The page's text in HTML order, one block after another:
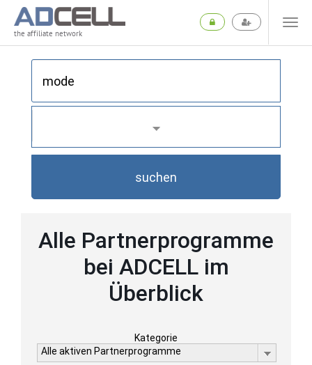
the affiliate network
suchen
Alle Partnerprogramme
bei ADCELL im
Überblick
Kategorie
Alle aktiven Partnerprogramme